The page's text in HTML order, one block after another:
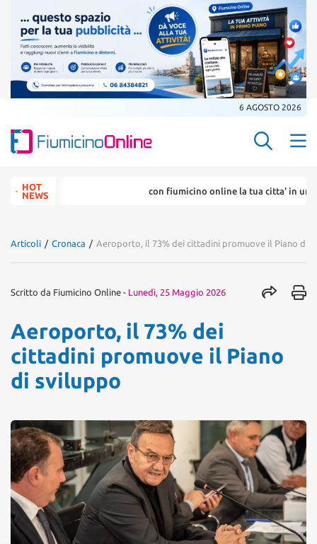
6 AGOSTO 2026
Search
for:HOT
NEWS
con fiumicino online la tua citta' in un ... click
Articoli / Cronaca / Aeroporto, il 73% dei cittadini promuove il Piano di
Scritto da Fiumicino Online - Lunedì, 25 Maggio 2026
Aeroporto, il 73% dei
cittadini promuove il Piano
di sviluppo